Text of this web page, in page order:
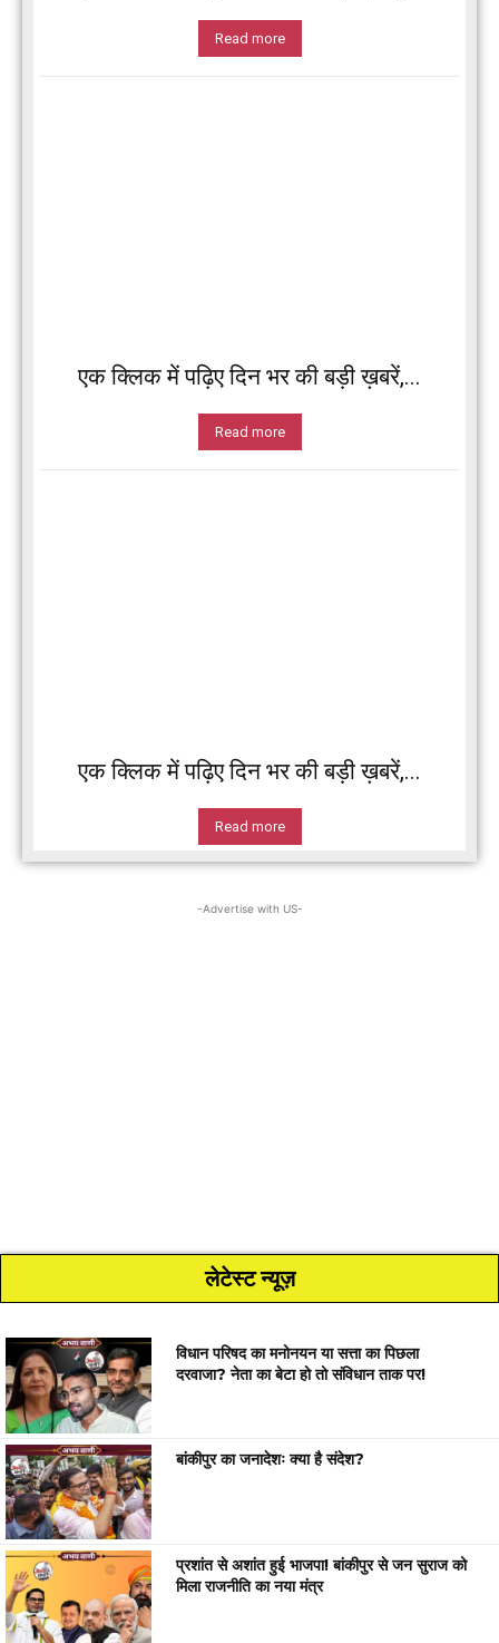
Read more
एक क्लिक में पढ़िए दिन भर की बड़ी ख़बरें,...
Read more
एक क्लिक में पढ़िए दिन भर की बड़ी ख़बरें,...
Read more
-Advertise with US-
लेटेस्ट न्यूज़
विधान परिषद का मनोनयन या सत्ता का पिछला
दरवाजा? नेता का बेटा हो तो संविधान ताक पर!
बांकीपुर का जनादेशः क्या है संदेश?
प्रशांत से अशांत हुई भाजपा! बांकीपुर से जन सुराज को
मिला राजनीति का नया मंत्र